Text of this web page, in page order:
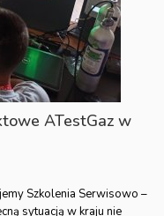
ATestGaz w
Szkolenia Serwisowo –
sytuacją w kraju nie